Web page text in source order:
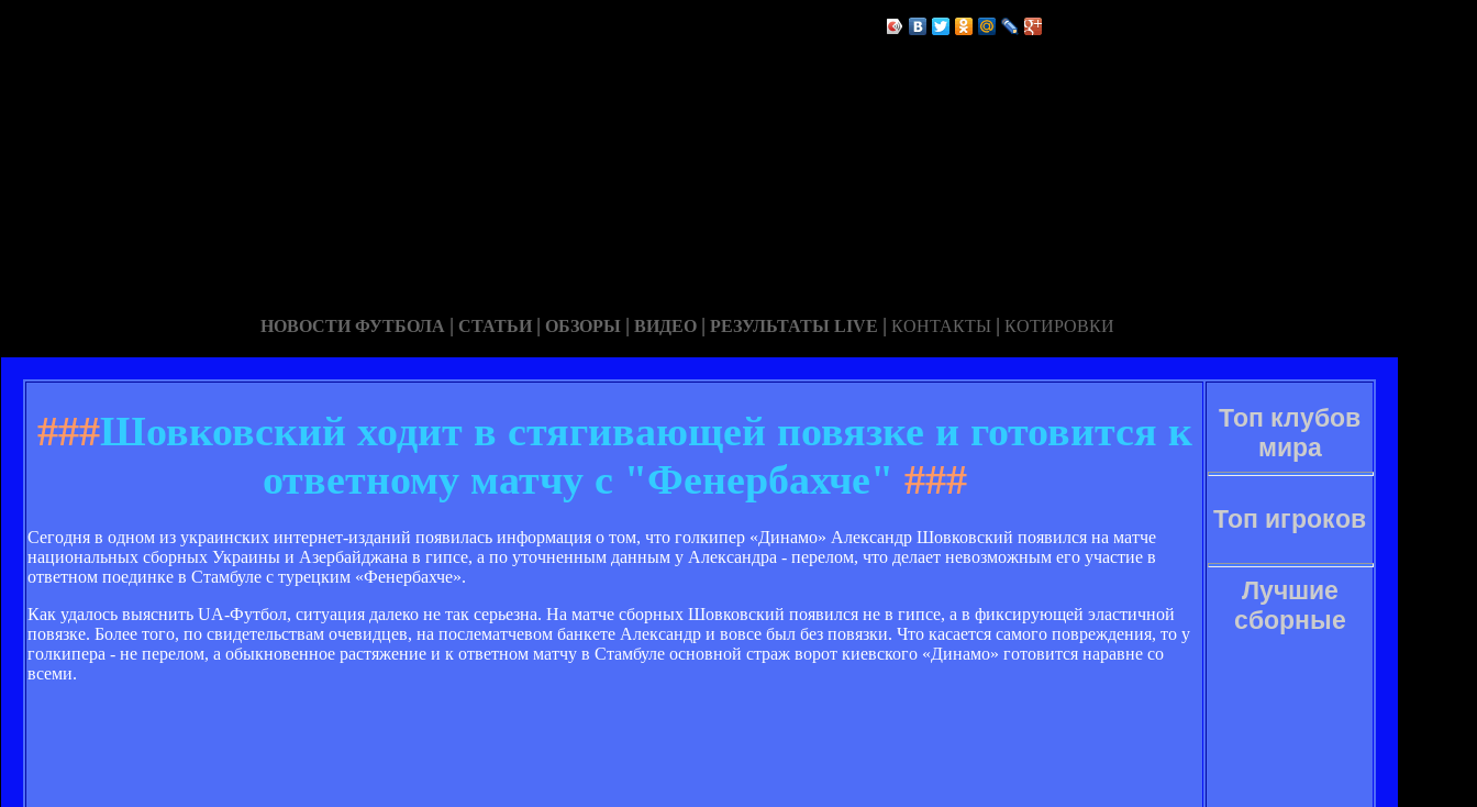
НОВОСТИ ФУТБОЛА | СТАТЬИ | ОБЗОРЫ | ВИДЕО | РЕЗУЛЬТАТЫ LIVE | КОНТАКТЫ | КОТИРОВКИ
###Шовковский ходит в стягивающей повязке и готовится к
ответному матчу с "Фенербахче" ###
Сегодня в одном из украинских интернет-изданий появилась информация о том, что голкипер «Динамо» Александр Шовковский появился на матче
национальных сборных Украины и Азербайджана в гипсе, а по уточненным данным у Александра - перелом, что делает невозможным его участие в
ответном поединке в Стамбуле с турецким «Фенербахче».
Как удалось выяснить UA-Футбол, ситуация далеко не так серьезна. На матче сборных Шовковский появился не в гипсе, а в фиксирующей эластичной
повязке. Более того, по свидетельствам очевидцев, на послематчевом банкете Александр и вовсе был без повязки. Что касается самого повреждения, то у
голкипера - не перелом, а обыкновенное растяжение и к ответном матчу в Стамбуле основной страж ворот киевского «Динамо» готовится наравне со
всеми.
Топ клубов
мира
Топ игроков
Лучшие
сборные